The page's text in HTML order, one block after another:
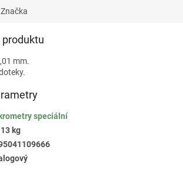
Značka
produktu
mm.
speciální
kg